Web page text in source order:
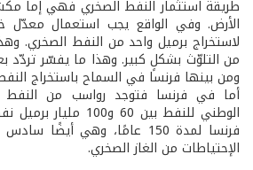
طريقة استثمار النفط الصخري فهي إما
الأرض. وفي الواقع يجب استعمال معدّل
لاستخراج برميل واحد من النفط الصخري.
من التلوّث بشكلٍ كبير. وهذا ما يفسّر تردّد
ومن بينها فرنسا في السماح باستخراج
أما في فرنسا فتوجد رواسب من النفط
الوطني للنفط بين 60
فرنسا لمدة 150 عامًا، وهي
الإحتياطات من الغاز الصخري.